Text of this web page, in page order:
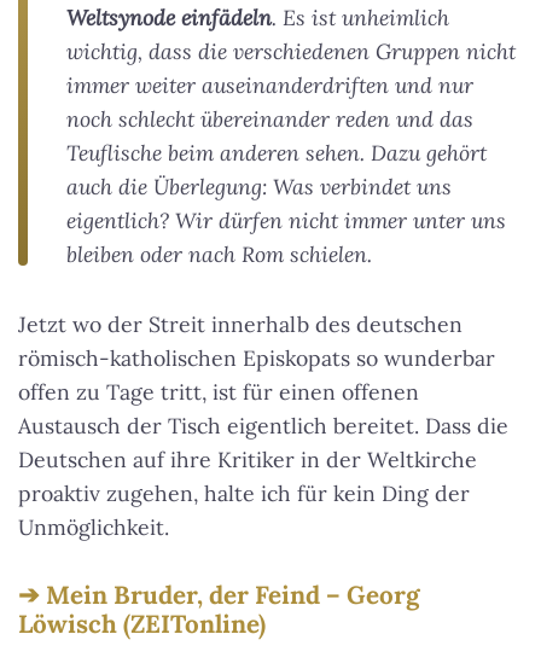
Weltsynode einfädeln. Es ist unheimlich
wichtig, dass die verschiedenen Gruppen nicht
immer weiter auseinanderdriften und nur
noch schlecht übereinander reden und das
Teuflische beim anderen sehen. Dazu gehört
auch die Überlegung: Was verbindet uns
eigentlich? Wir dürfen nicht immer unter uns
bleiben oder nach Rom schielen.
Jetzt wo der Streit innerhalb des deutschen
römisch-katholischen Episkopats so wunderbar
offen zu Tage tritt, ist für einen offenen
Austausch der Tisch eigentlich bereitet. Dass die
Deutschen auf ihre Kritiker in der Weltkirche
proaktiv zugehen, halte ich für kein Ding der
Unmöglichkeit.
Mein Bruder, der Feind – Georg
Löwisch (ZEITonline)